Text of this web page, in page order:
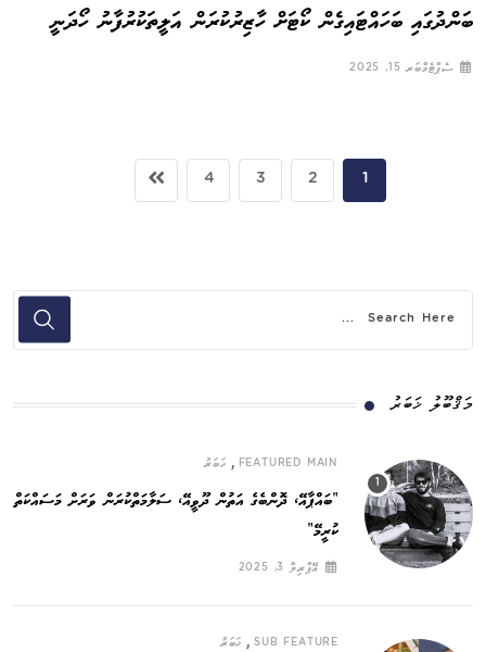
ބަންދުގައި ބަހައްޓައިގެން ކޯޓަށް ހާޒިރުކުރަން އަލީތަކުރުފާނު ހޯދަނީ
ސެޕްޓެމްބަރ 15, 2025
1
2
3
4
މަޤްބޫލު ޚަބަރު
FEATURED MAIN
, ޚަބަރު
”ބައްޕާއޭ، ދޮންބެގެ އަތުން ދޫވީއޭ، ސަލާމަތްކުރަން ވަރަށް މަސައްކަތް
ކުރީމޭ“
އޭޕްރިލް 3, 2025
SUB FEATURE
, ޚަބަރު